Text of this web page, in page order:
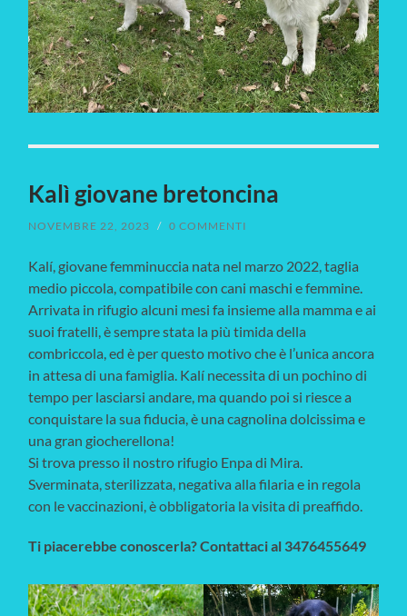
Kalì giovane bretoncina
NOVEMBRE 22, 2023 / 0 COMMENTI
Kalí, giovane femminuccia nata nel marzo 2022, taglia
medio piccola, compatibile con cani maschi e femmine.
Arrivata in rifugio alcuni mesi fa insieme alla mamma e ai
suoi fratelli, è sempre stata la più timida della
combriccola, ed è per questo motivo che è l’unica ancora
in attesa di una famiglia. Kalí necessita di un pochino di
tempo per lasciarsi andare, ma quando poi si riesce a
conquistare la sua fiducia, è una cagnolina dolcissima e
una gran giocherellona!
Si trova presso il nostro rifugio Enpa di Mira.
Sverminata, sterilizzata, negativa alla filaria e in regola
con le vaccinazioni, è obbligatoria la visita di preaffido.
Ti piacerebbe conoscerla? Contattaci al 3476455649